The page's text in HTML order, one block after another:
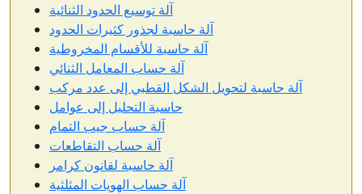
آلة توسيع الحدود الثنائية
آلة حاسبة لجذور كثيرات الحدود
آلة حاسبة للأقسام المخروطية
آلة حساب المعامل الثنائي
آلة حاسبة لتحويل الشكل القطبي إلى عدد مركب
حاسبة التحليل إلى عوامل
آلة حساب جيب التمام
آلة حساب التقاطعات
آلة حاسبة لقانون كرامر
آلة حساب الهويات المثلثية